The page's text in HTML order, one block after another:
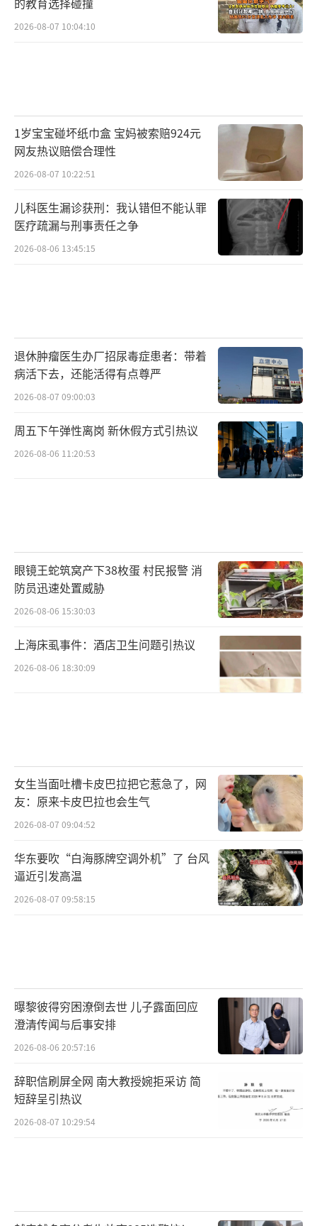
2026-08-07 10:04:10
1岁宝宝碰坏纸巾盒 宝妈被索赔924元
网友热议赔偿合理性
2026-08-07 10:22:51
儿科医生漏诊获刑：我认错但不能认罪
医疗疏漏与刑事责任之争
2026-08-06 13:45:15
退休肿瘤医生办厂招尿毒症患者：带着
病活下去，还能活得有点尊严
2026-08-07 09:00:03
周五下午弹性离岗 新休假方式引热议
2026-08-06 11:20:53
眼镜王蛇筑窝产下38枚蛋 村民报警 消
防员迅速处置威胁
2026-08-06 15:30:03
上海床虱事件：酒店卫生问题引热议
2026-08-06 18:30:09
女生当面吐槽卡皮巴拉把它惹急了，网
友：原来卡皮巴拉也会生气
2026-08-07 09:04:52
华东要吹“白海豚牌空调外机”了 台风
逼近引发高温
2026-08-07 09:58:15
曝黎彼得穷困潦倒去世 儿子露面回应
澄清传闻与后事安排
2026-08-06 20:57:16
辞职信刷屏全网 南大教授婉拒采访 简
短辞呈引热议
2026-08-07 10:29:54